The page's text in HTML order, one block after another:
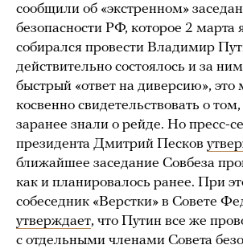
сообщили об «экстренном»
безопасности РФ, которое 2 марта
собирался провести Владимир
действительно состоялось и за
быстрый «ответ на диверсию», это
косвенно свидетельствовать о
заранее знали о рейде. Но пресс-
президента Дмитрий Песков
ближайшее заседание Совбеза
как и планировалось ранее. При
собеседник «Верстки» в Совете
утверждает, что Путин все же
с отдельными членами Совета